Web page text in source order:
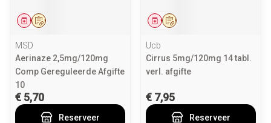
Op voorschrift
Geneesmiddel
MSD
Aerinaze 2,5mg/120mg
Comp Gereguleerde Afgifte
10
€ 5,70
Reserveer
Op voorschrift
Geneesmiddel
Ucb
Cirrus 5mg/120mg 14 tabl.
verl. afgifte
€ 7,95
Reserveer